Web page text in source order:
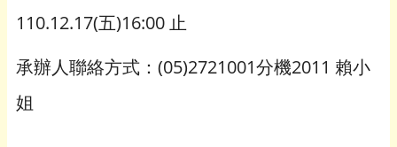
110.12.17(五)16:00 止
承辦人聯絡方式：(05)2721001分機2011 賴小
姐